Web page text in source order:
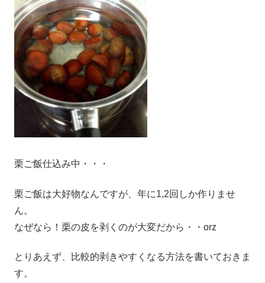
栗ご飯仕込み中・・・
栗ご飯は大好物なんですが、年に1,2回しか作りませ
ん。
なぜなら！ 栗の皮を剥くのが大変だから・・orz
とりあえず、比較的剥きやすくなる方法を書いておきま
す。